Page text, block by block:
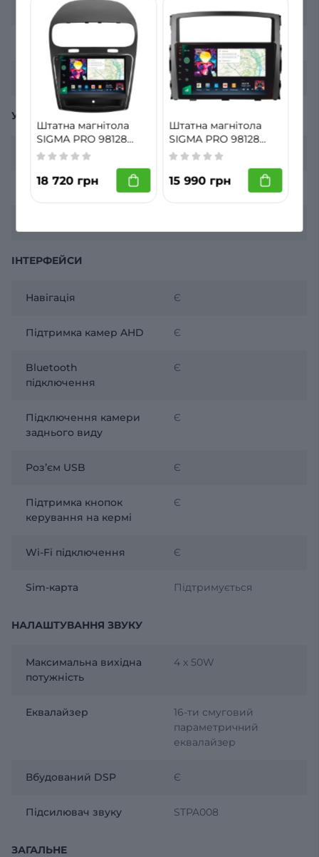
Роздільна здатність
Діагональ екрану 9 дюймів
Тип екрану QLED
УПРАВЛІННЯ
4G інтернет Є
CarPlay Є
ІНТЕРФЕЙСИ
Навігація Є
Підтримка камер AHD Є
Bluetooth
підключення
Є
Підключення камери
заднього виду
Є
Розʼєм USB Є
Підтримка кнопок
керування на кермі
Є
Wi-Fi підключення Є
Sim-карта Підтримується
НАЛАШТУВАННЯ ЗВУКУ
Максимальна вихідна
потужність
4 x 50W
Еквалайзер
16-ти смуговий
параметричний
еквалайзер
Вбудований DSP Є
Підсилювач звуку STPA008
ЗАГАЛЬНЕ
Штатна магнітола
SIGMA PRO 98128
ANDROID 12 8+128 Gb
Journey JC 2011-2020
18 720 грн
Штатна магнітола
SIGMA PRO 98128
ANDROID 12 8+128 Gb
4G DSP Mitsubishi
Pajero 4 V80 V90
2006-2014 (A) 9" 2k
15 990 грн